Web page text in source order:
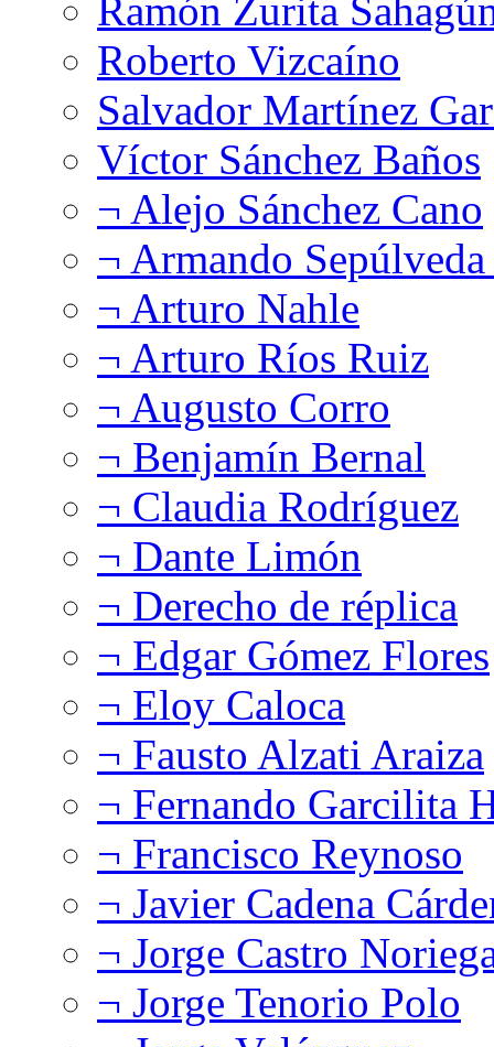
Ramón Zurita
Roberto Vizcaíno
Salvador Martínez
Víctor Sánchez Baños
¬ Alejo Sánchez Cano
¬ Armando
¬ Arturo Nahle
¬ Arturo Ríos Ruiz
¬ Augusto Corro
¬ Benjamín Bernal
¬ Claudia Rodríguez
¬ Dante Limón
¬ Derecho de réplica
¬ Edgar Gómez Flores
¬ Eloy Caloca
¬ Fausto Alzati Araiza
¬ Fernando Garcilita
¬ Francisco Reynoso
¬ Javier Cadena
¬ Jorge Castro
¬ Jorge Tenorio Polo